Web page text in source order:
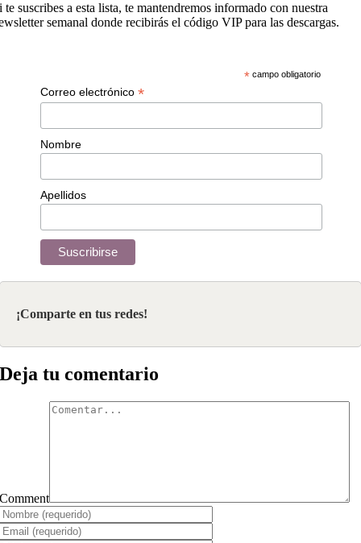
te suscribes a esta lista, te mantendremos informado con nuestra
semanal donde recibirás el código VIP para las descargas.
*campo obligatorio
Correo electrónico *
Nombre
Apellidos
¡Comparte en tus redes!
Deja tu comentario
Comment